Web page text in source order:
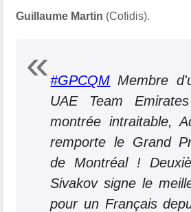
Guillaume Martin (Cofidis).
#GPCQM Membre
UAE Team
montrée intraitable,
remporte le Grand
de Montréal !
Sivakov signe le
pour un Français